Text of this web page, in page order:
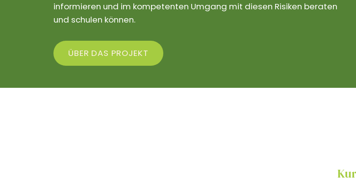
informieren und im kompetenten Umgang mit diesen Risiken beraten
und schulen können.
ÜBER DAS PROJEKT